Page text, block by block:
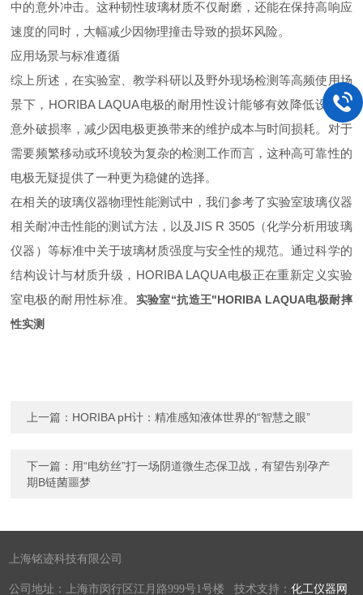
中的意外冲击。这种韧性玻璃材质不仅耐磨，还能在保持高响应
速度的同时，大幅减少因物理撞击导致的损坏风险。
应用场景与标准遵循
综上所述，在实验室、教学科研以及野外现场检测等高频使用场
景下 ， HORIBA LAQUA电极的耐用性设计能够有效降低设备的
意外破损率，减少因电极更换带来的维护成本与时间损耗。对于
需要频繁移动或环境较为复杂的检测工作而言，这种高可靠性的
电极无疑提供了一种更为稳健的选择。
在相关的玻璃仪器物理性能测试中，我们参考了实验室玻璃仪器
相关耐冲击性能的测试方法，以 及JIS R 3505（化学分析用玻璃
仪器）等标准中关于玻璃材质强度与安全性的规范。通过科学的
结构设计与材质升级 ， HORIBA LAQUA电极正在重新定义实验
室电极的耐用性标准。 实验室“抗造王"HORIBA LAQUA电极耐摔
性实测
上一篇： HORIBA pH计：精准感知液体世界的“智慧之眼”
下一篇： 用“电纺丝”打一场阴道微生态保卫战，有望告别孕产
期B链菌噩梦
上海铭迹科技有限公司
公司地址：上海市闵行区江月路999号1号楼 技术支持：化工仪器网